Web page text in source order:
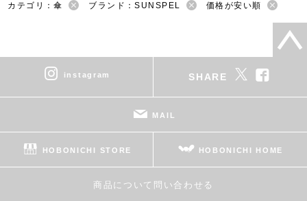
カテゴリ：傘 ブランド：SUNSPEL 価格が安い順
instagram SHARE
MAIL
HOBONICHI STORE HOBONICHI HOME
商品について問い合わせる